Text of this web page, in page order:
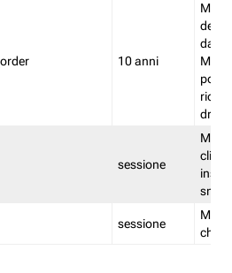
10 anni
delle
sessione
sessione